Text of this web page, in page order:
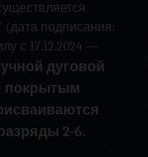
подписания:
с 17.12.2024 —
дуговой
покрытым
2-6.